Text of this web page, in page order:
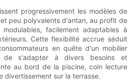
progressivement les modèles de
peu polyvalents d'antan, au profit de
facilement adaptables à
Cette flexibilité accrue séduit
en quête d'un mobilier
de s'adapter à divers besoins et
au bord de la piscine, coin lecture
divertissement sur la terrasse.